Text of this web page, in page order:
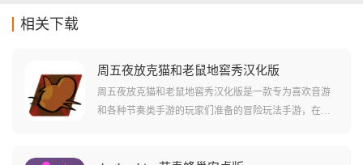
相关下载
周五夜放克猫和老鼠地窖秀汉化版
周五夜放克猫和老鼠地窖秀汉化版是一款专为喜欢音游
和各种节奏类手游的玩家们准备的冒险玩法手游，在这